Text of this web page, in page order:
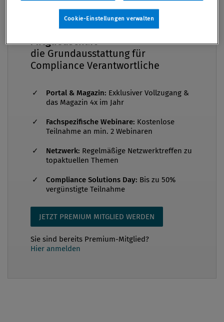
Der Fall REWE geht aktuell durch die mediale
Landschaft: Der Lebensmittelkonzern, zu welchem
auch Billa und Penny gehören, muss die bisher
zahlen: 70 Mio. EURO. Grund ist die verbotene
Durchführung eines Zusammenschlusses. Sind
solche Summen verhältnismäßig oder überzogen,
angesichts dieses aktuellen Falles? (Hintergrund:
REWE hatte 2018 in Wels Supermarktflächen
übernommen, das aber nicht rechtzeitig bei der
Bundeswettbewerbsbehörde (BWB) gemelde...
Compliance Praxis Premium
Mitgliedschaft -
die Grundausstattung für
Compliance Verantwortliche
Portal & Magazin: Exklusiver Vollzugang &
das Magazin 4x im Jahr
Fachspezifische Webinare: Kostenlose
Teilnahme an min. 2 Webinaren
Netzwerk: Regelmäßige Netzwerktreffen zu
topaktuellen Themen
Compliance Solutions Day: Bis zu 50%
vergünstigte Teilnahme
JETZT PREMIUM MITGLIED WERDEN
Sie sind bereits Premium-Mitglied?
Hier anmelden
Cookie-Einstellungen verwalten